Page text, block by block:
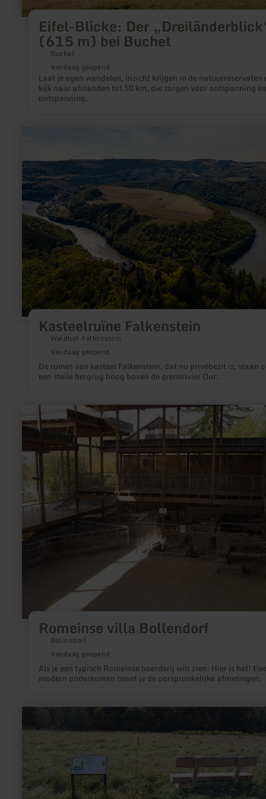
Eifel-Blicke: Der
(615 m) bei Buchet
Buchet
Vandaag geopend
Laat je ogen wandelen, inzicht krijgen in de natuurreservaten
kijk naar afstanden tot 50 km, die zorgen voor ontspanning en
ontspanning.
Kasteelruïne Falkenstein
Waldhof-Falkenstein
Vandaag geopend
De ruïnes van kasteel Falkenstein, dat nu privébezit is, staan
een steile bergrug hoog boven de grensrivier Our.
Kasteelruïne
Romeinse villa Bollendorf
Bollendorf
Vandaag geopend
Als je een typisch Romeinse boerderij wilt zien: Hier is het! Een
modern onderkomen toont je de oorspronkelijke afmetingen.
informatie
over:
Bollendorf
over:
Zur
Zeit
nicht
begehbar